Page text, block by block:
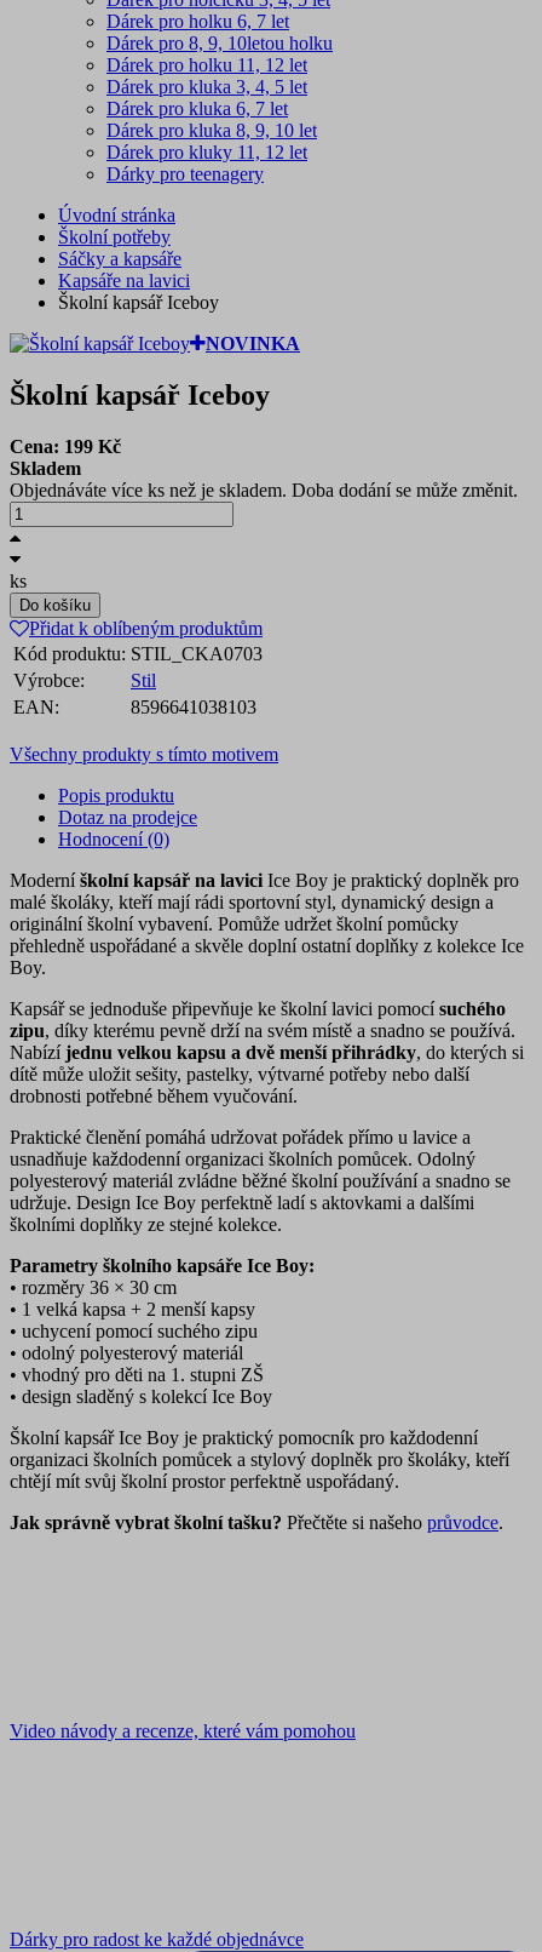
Dárek pro holku 6, 7 let
Dárek pro 8, 9, 10letou holku
Dárek pro holku 11, 12 let
Dárek pro kluka 3, 4, 5 let
Dárek pro kluka 6, 7 let
Dárek pro kluka 8, 9, 10 let
Dárek pro kluky 11, 12 let
Dárky pro teenagery
Úvodní stránka
Školní potřeby
Sáčky a kapsáře
Kapsáře na lavici
Školní kapsář Iceboy
NOVINKA
Školní kapsář Iceboy
Cena: 199 Kč
Skladem
Objednáváte více ks než je skladem. Doba dodání se může změnit.
ks
Do košíku
Přidat k oblíbeným produktům
Kód produktu: STIL_CKA0703
Výrobce:
Stil
EAN:
8596641038103
Všechny produkty s tímto motivem
Popis produktu
Dotaz na prodejce
Hodnocení (0)
Moderníškolní kapsář na lavici Ice Boy je praktický doplněk pro
malé školáky, kteří mají rádi sportovní styl, dynamický design a
originální školní vybavení. Pomůže udržet školní pomůcky
přehledně uspořádané a skvěle doplní ostatní doplňky z kolekce Ice
Boy.
Kapsář se jednoduše připevňuje ke školní lavici pomocísuchého
zipu, díky kterému pevně drží na svém místě a snadno se používá.
Nabízíjednu velkou kapsu a dvě menší přihrádky, do kterých si
dítě může uložit sešity, pastelky, výtvarné potřeby nebo další
drobnosti potřebné během vyučování.
Praktické členění pomáhá udržovat pořádek přímo u lavice a
usnadňuje každodenní organizaci školních pomůcek. Odolný
polyesterový materiál zvládne běžné školní používání a snadno se
udržuje. Design Ice Boy perfektně ladí s aktovkami a dalšími
školními doplňky ze stejné kolekce.
Parametry školního kapsáře Ice Boy:
• rozměry 36 × 30 cm
• 1 velká kapsa + 2 menší kapsy
• uchycení pomocí suchého zipu
• odolný polyesterový materiál
• vhodný pro děti na 1. stupni ZŠ
• design sladěný s kolekcí Ice Boy
Školní kapsář Ice Boy je praktický pomocník pro každodenní
organizaci školních pomůcek a stylový doplněk pro školáky, kteří
chtějí mít svůj školní prostor perfektně uspořádaný.
Jak správně vybrat školní tašku? Přečtěte si našeho průvodce.
Video návody a recenze, které vám pomohou
Dárky pro radost ke každé objednávce